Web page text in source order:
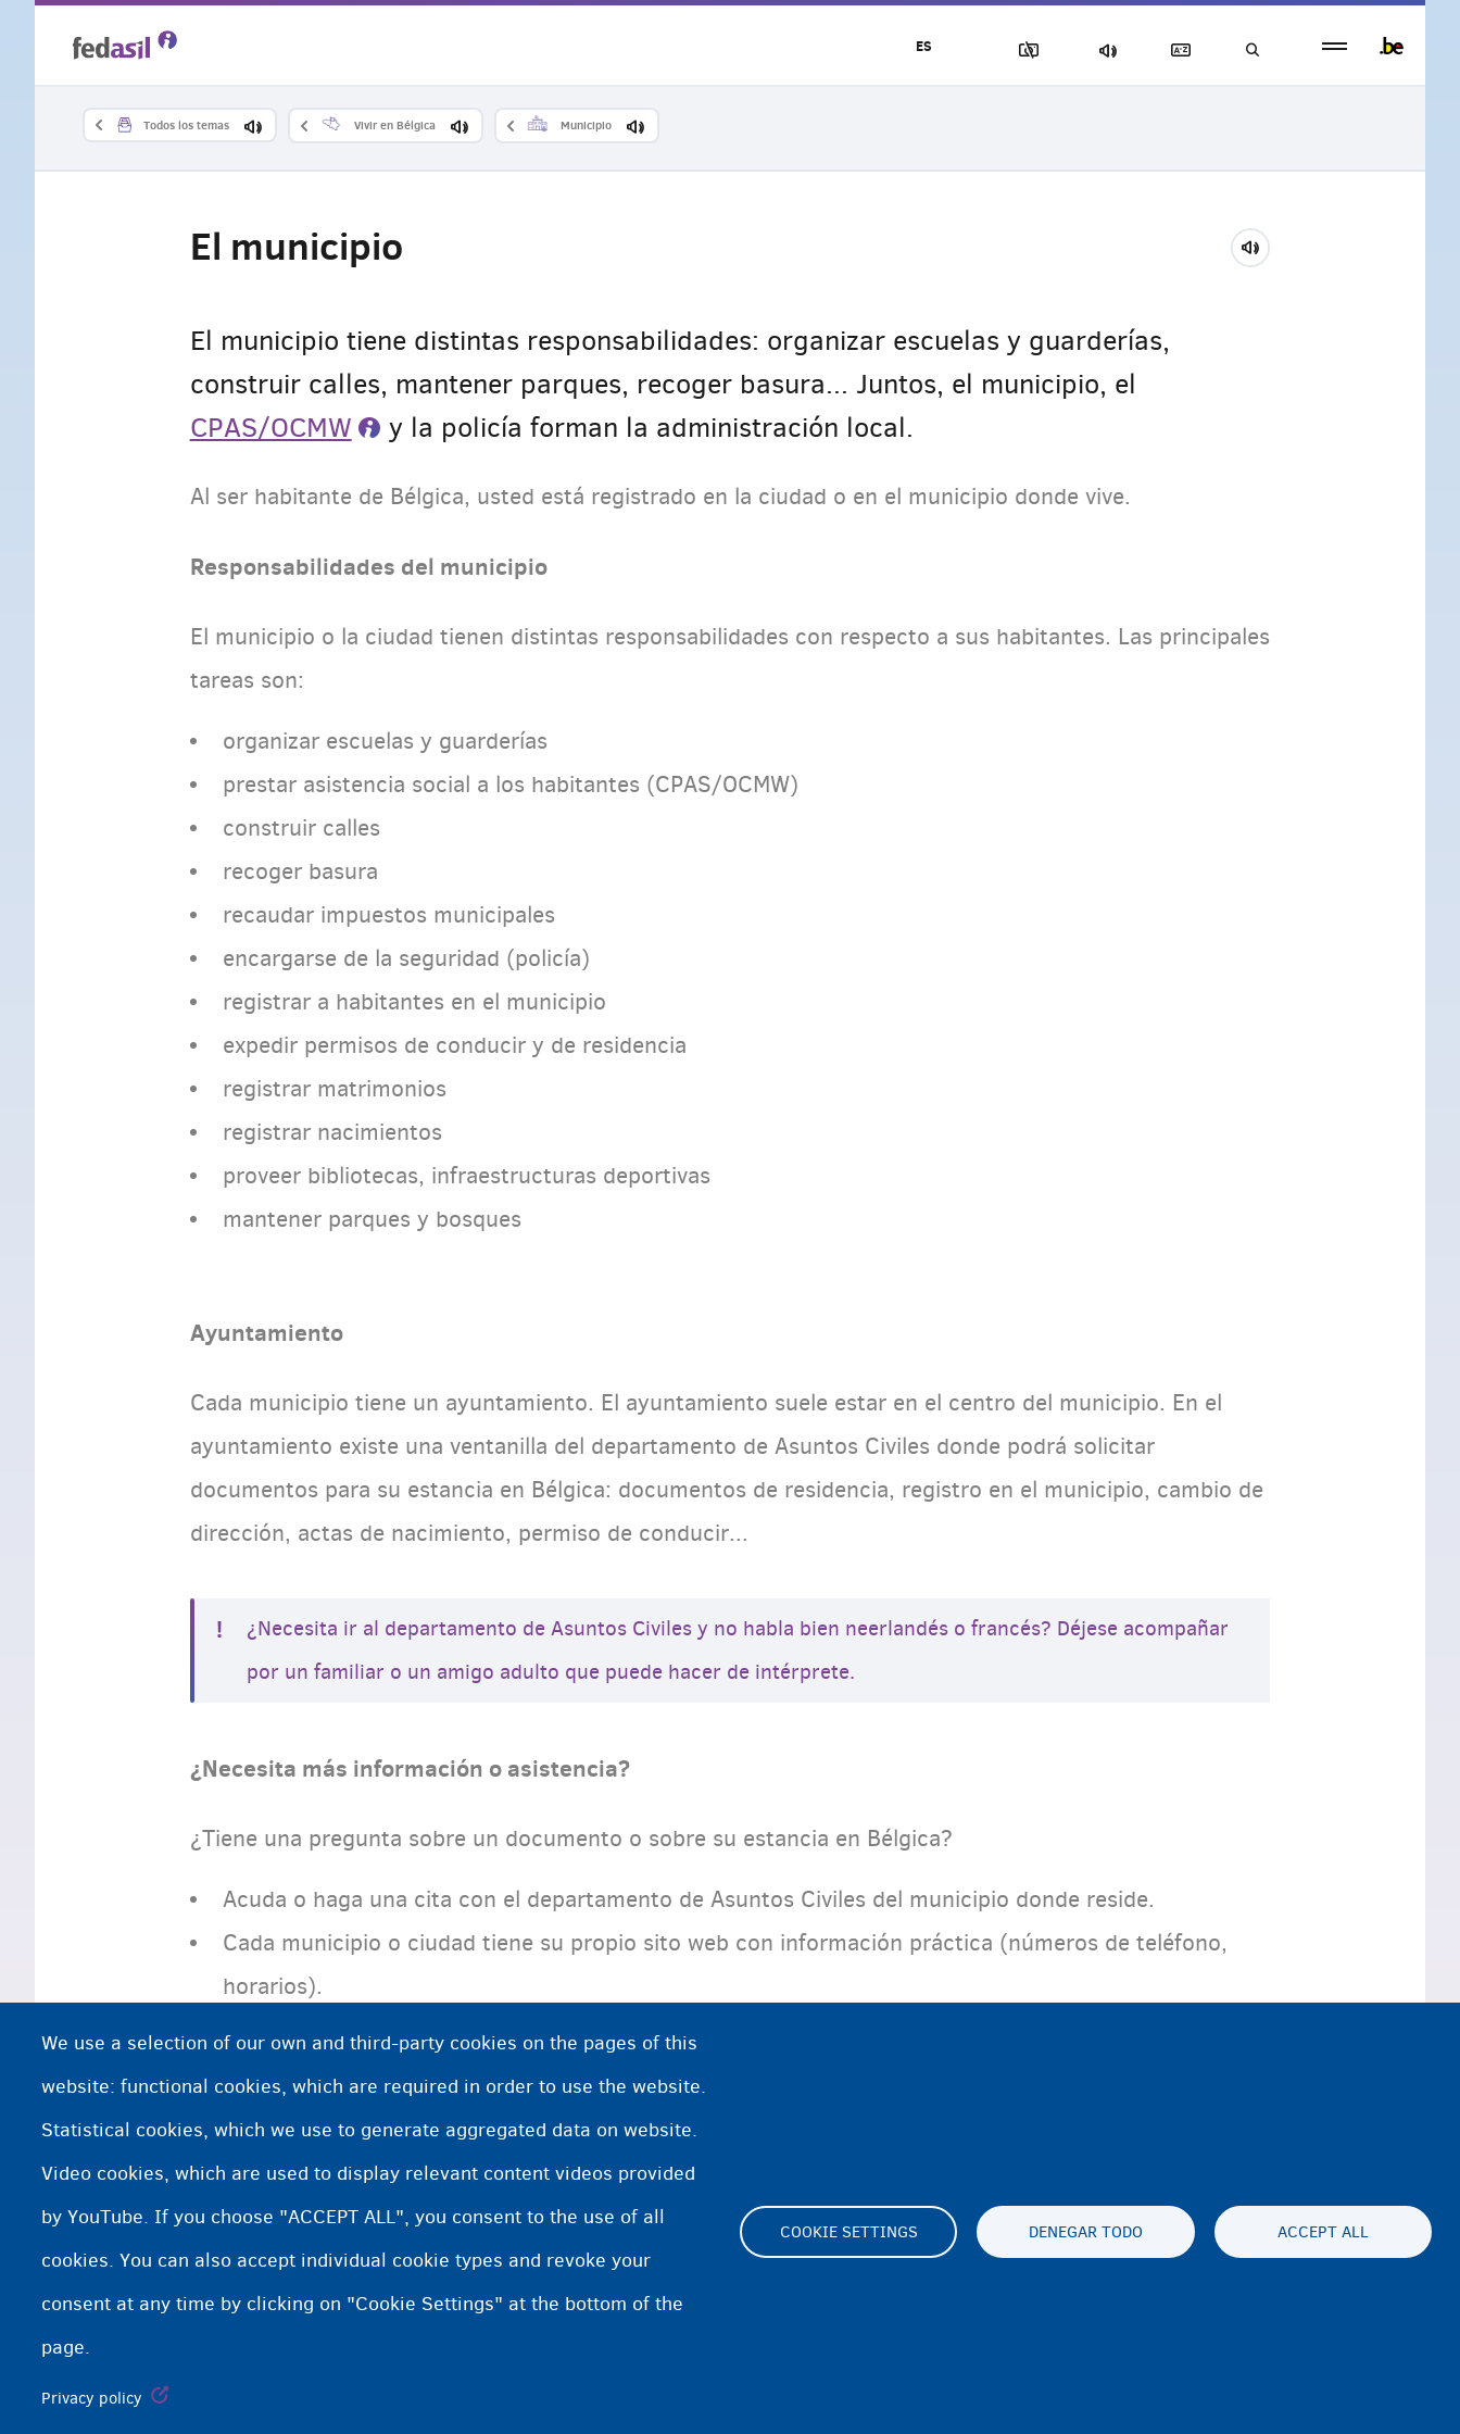
Todos los temas Vivir en Bélgica Municipio
El municipio
El municipio tiene distintas responsabilidades: organizar escuelas y guarderías,
construir calles, mantener parques, recoger basura... Juntos, el municipio, el
CPAS/OCMW
y la policía forman la administración local.
Al ser habitante de Bélgica, usted está registrado en la ciudad o en el municipio donde vive.
Responsabilidades del municipio
El municipio o la ciudad tienen distintas responsabilidades con respecto a sus habitantes. Las principales
tareas son:
organizar escuelas y guarderías
prestar asistencia social a los habitantes (CPAS/OCMW)
construir calles
recoger basura
recaudar impuestos municipales
encargarse de la seguridad (policía)
registrar a habitantes en el municipio
expedir permisos de conducir y de residencia
registrar matrimonios
registrar nacimientos
proveer bibliotecas, infraestructuras deportivas
mantener parques y bosques
Ayuntamiento
Cada municipio tiene un ayuntamiento. El ayuntamiento suele estar en el centro del municipio. En el
ayuntamiento existe una ventanilla del departamento de Asuntos Civiles donde podrá solicitar
documentos para su estancia en Bélgica: documentos de residencia, registro en el municipio, cambio de
dirección, actas de nacimiento, permiso de conducir...
¿Necesita ir al departamento de Asuntos Civiles y no habla bien neerlandés o francés? Déjese acompañar
por un familiar o un amigo adulto que puede hacer de intérprete.
¿Necesita más información o asistencia?
¿Tiene una pregunta sobre un documento o sobre su estancia en Bélgica?
Acuda o haga una cita con el departamento de Asuntos Civiles del municipio donde reside.
Cada municipio o ciudad tiene su propio sito web con información práctica (números de teléfono,
horarios).
¿Necesita más información?
Asistencia social por parte del CPAS/OCMW
We use a selection of our own and third-party cookies on the pages of this
website: functional cookies, which are required in order to use the website.
Statistical cookies, which we use to generate aggregated data on website.
Video cookies, which are used to display relevant content videos provided
by YouTube. If you choose "ACCEPT ALL", you consent to the use of all
cookies. You can also accept individual cookie types and revoke your
consent at any time by clicking on "Cookie Settings" at the bottom of the
page.
Privacy policy
COOKIE SETTINGS DENEGAR TODO ACCEPT ALL
Footer
ES
footer